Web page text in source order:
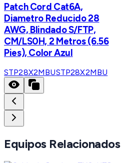
Patch Cord Cat6A,
Diametro Reducido 28
AWG, Blindado S/FTP,
CM/LS0H, 2 Metros (6.56
Pies), Color Azul
STP28X2MBUSTP28X2MBU
Equipos Relacionados